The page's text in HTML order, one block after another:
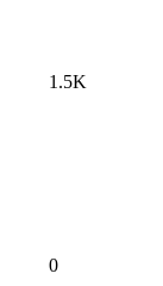
1.5K
0